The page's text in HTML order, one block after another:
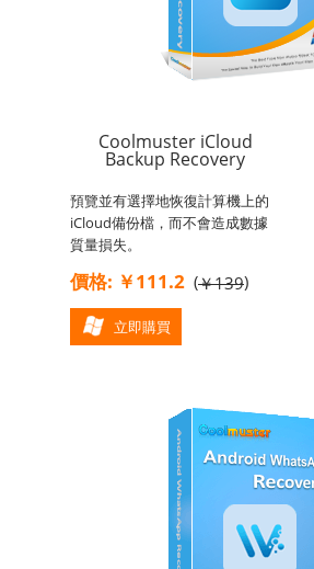
Coolmuster iCloud
Backup Recovery
預覽並有選擇地恢復計算機上的
iCloud備份檔，而不會造成數據
質量損失。
價格: ￥111.2 (￥139)
立即購買